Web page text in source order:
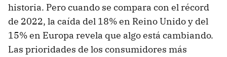
historia. Pero cuando se compara con el récord
de 2022, la caída del 18% en Reino Unido y del
15% en Europa revela que algo está cambiando.
Las prioridades de los consumidores más